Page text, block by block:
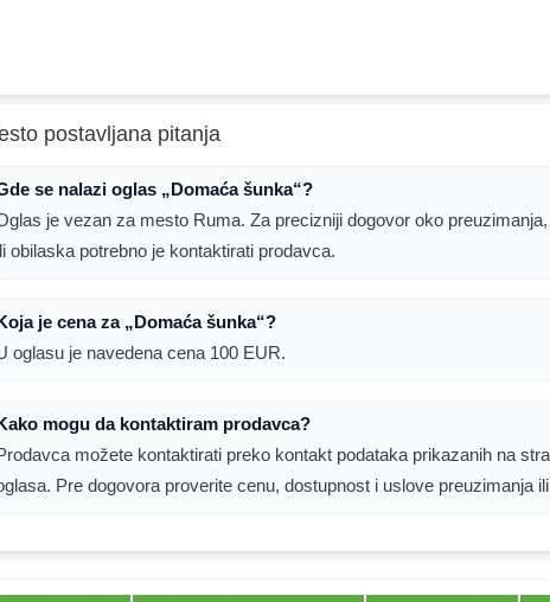
postavljana pitanja
se nalazi oglas „Domaća šunka“?
je vezan za mesto Ruma. Za precizniji dogovor oko
obilaska potrebno je kontaktirati prodavca.
je cena za „Domaća šunka“?
oglasu je navedena cena 100 EUR.
mogu da kontaktiram prodavca?
možete kontaktirati preko kontakt podataka prikazanih na
Pre dogovora proverite cenu, dostupnost i uslove preuzimanja